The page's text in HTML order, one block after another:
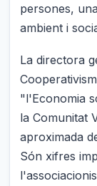
persones,
ambient i
La directora
"l'Economia
la Comunitat
aproximada
Són xifres